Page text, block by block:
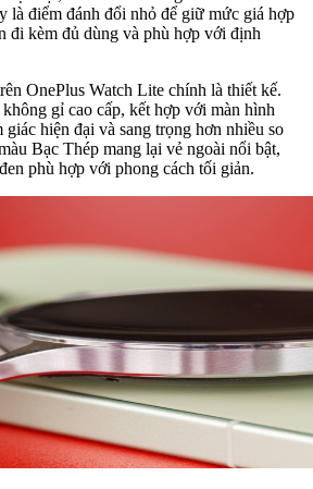
là điểm đánh đổi nhỏ để giữ mức giá hợp
đi kèm đủ dùng và phù hợp với định
OnePlus Watch Lite chính là thiết kế.
gỉ cao cấp, kết hợp với màn hình
hiện đại và sang trọng hơn nhiều so
Bạc Thép mang lại vẻ ngoài nổi bật,
phù hợp với phong cách tối giản.